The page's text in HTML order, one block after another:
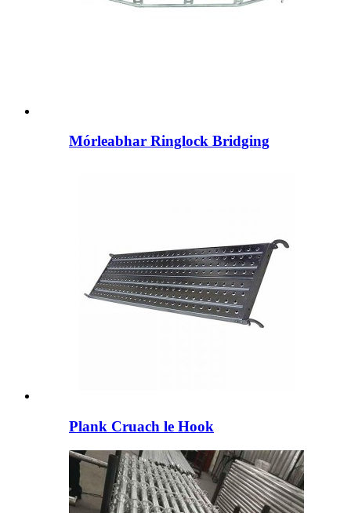
Mórleabhar Ringlock Bridging
Plank Cruach le Hook